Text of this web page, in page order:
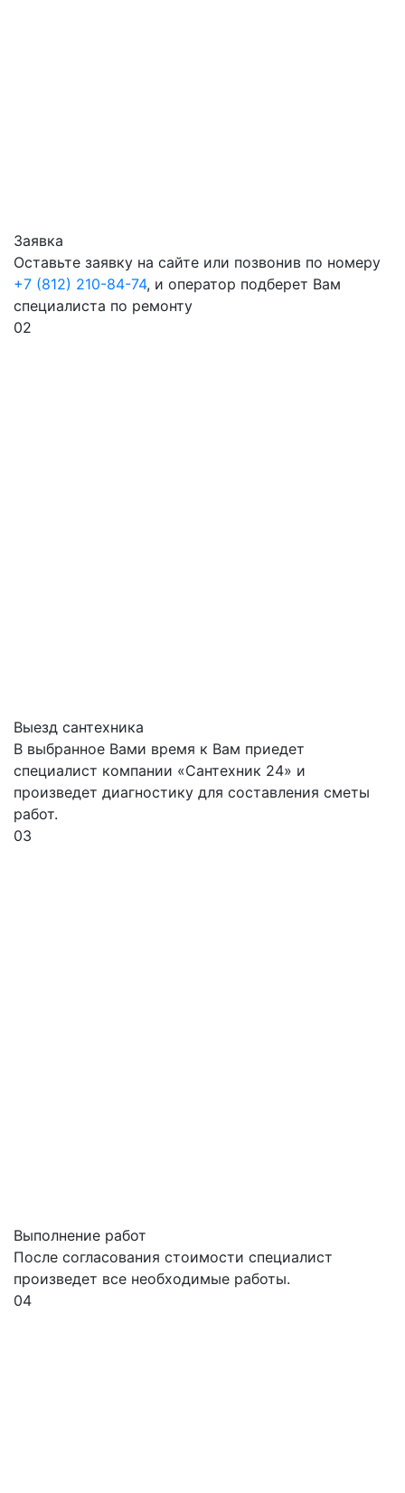
Заявка
Оставьте заявку на сайте или позвонив по номеру
+7 (812) 210-84-74, и оператор подберет Вам
специалиста по ремонту
02
Выезд сантехника
В выбранное Вами время к Вам приедет
специалист компании «Сантехник 24» и
произведет диагностику для составления сметы
работ.
03
Выполнение работ
После согласования стоимости специалист
произведет все необходимые работы.
04